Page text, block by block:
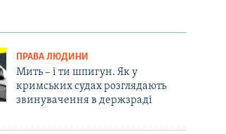
ПРАВА ЛЮДИНИ
Мить – і ти шпигун. Як у
кримських судах розглядають
звинувачення в держзраді